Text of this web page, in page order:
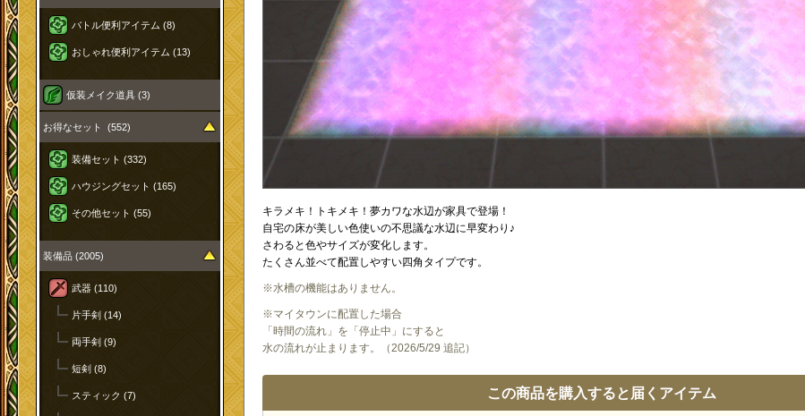
バトル便利アイテム (8)
おしゃれ便利アイテム (13)
仮装メイク道具 (3)
お得なセット (552)
装備セット (332)
ハウジングセット (165)
その他セット (55)
装備品 (2005)
武器 (110)
片手剣 (14)
両手剣 (9)
短剣 (8)
スティック (7)
キラメキ！トキメキ！夢カワな水辺が家具で登場！
自宅の床が美しい色使いの不思議な水辺に早変わり♪
さわると色やサイズが変化します。
たくさん並べて配置しやすい四角タイプです。
※水槽の機能はありません。
※マイタウンに配置した場合
「時間の流れ」を「停止中」にすると
水の流れが止まります。（2026/5/29 追記）
この商品を購入すると届くアイテム